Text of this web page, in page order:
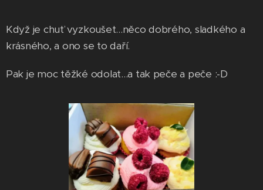
Když je chuť vyzkoušet...něco dobrého, sladkého a
krásného, a ono se to daří.
Pak je moc těžké odolat...a tak peče a peče :-D